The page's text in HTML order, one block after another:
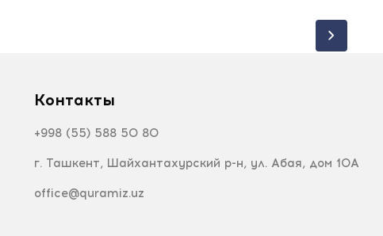
Контакты
+998 (55) 588 50 80
г. Ташкент, Шайхантахурский р-н, ул. Абая, дом 10А
office@quramiz.uz